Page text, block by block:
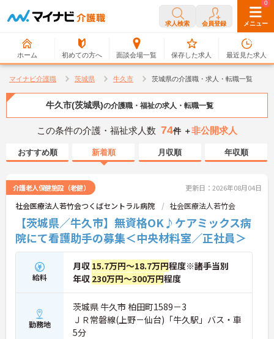
求人検索 会員登録 メニュー
ホーム 初めての方へ 面談会場一覧
0
保存した求人
0
最近見た求人
マイナビ介護職 茨城県 牛久市 茨城県の介護職・求人・転職一覧
牛久市(茨城県)の介護職・福祉の求人・転職一覧
この条件の介護・福祉求人数 74件 ＋非公開求人
おすすめ順 新着順 月収順 年収順
介護老人保健施設（老健） 更新日：2026年08月04日
社会医療法人若竹会つくばセントラル病院 社会医療法人若竹会
【茨城県／牛久市】無資格OK♪ケアミックス病
院にて看護助手の募集＜中央材料室／正社員＞
給料
月収 15.7万円～18.7万円程度※諸手当別
年収 230万円～300万円程度
勤務地
茨城県 牛久市 柏田町1589－3
ＪＲ常磐線(上野－仙台)「牛久駅」バス・車
5分